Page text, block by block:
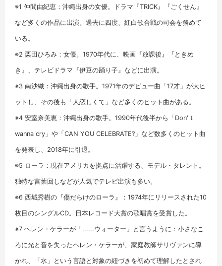
※1 仲間由紀恵：沖縄出身の女優。ドラマ『TRICK』『ごくせん』
など多くの作品に出演。過去に四度、紅白歌合戦の司会を務めて
いる。
※2 栗田ひろみ：女優。1970年代に、映画『放課後』『ときめ
き』、テレビドラマ『伊豆の踊り子』などに出演。
※3 南沙織：沖縄出身の歌手。1971年のデビュー曲「17才」が大ヒ
ットし、その後も「人恋しくて」など多くのヒット曲がある。
※4 安室奈美恵：沖縄出身の歌手。1990年代後半から「Don'ｔ
wanna cry」や「CAN YOU CELEBRATE?」など数多くのヒット曲
を発表し、2018年に引退。
※5 ローラ：現在アメリカを拠点に活躍する、モデル・タレント。
独特な言葉回しなどが人気でテレビ出演も多い。
※6 西城秀樹の『傷だらけのローラ』：1974年にリリースされた10
枚目のシングルCD。日本レコード大賞の歌唱賞を受賞した。
※7 ヘレン・ケラーが「......ウォーター」と言うように：小さなこ
ろに光と音を失ったヘレン・ケラーが、家庭教師サリヴァンに導
かれ、「水」という言語と対象の紐づきを初めて理解したとされ